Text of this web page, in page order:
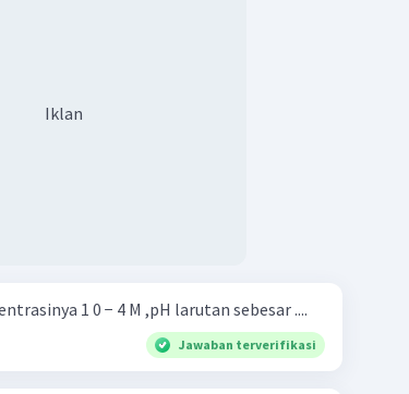
Iklan
1 0 − 4 M ,pH larutan sebesar ....
Jawaban terverifikasi